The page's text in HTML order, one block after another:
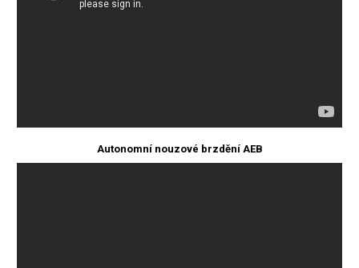
Autonomní nouzové brzdění AEB